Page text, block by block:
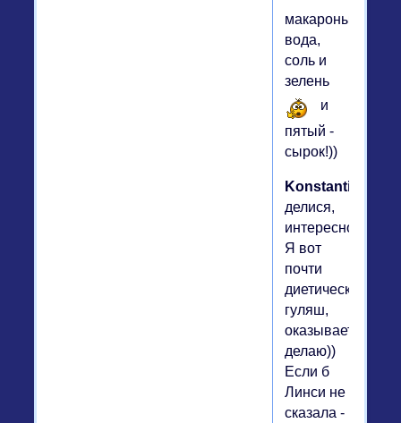
макароны,
вода,
соль и
зелень
и
пятый -
сырок!))
Konstantinys2
делися,
интересно.
Я вот
почти
диетический
гуляш,
оказывается
делаю))
Если б
Линси не
сказала -